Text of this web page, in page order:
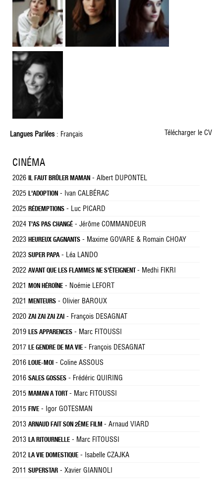
Langues Parlées: Français Télécharger le CV
CINÉMA
2026 IL FAUT BRÛLER MAMAN - Albert DUPONTEL
2025 L'ADOPTION - Ivan CALBÉRAC
2025 RÉDEMPTIONS - Luc PICARD
2024 T'AS PAS CHANGÉ - Jérôme COMMANDEUR
2023 HEUREUX GAGNANTS - Maxime GOVARE & Romain CHOAY
2023 SUPER PAPA- Léa LANDO
2022 AVANT QUE LES FLAMMES NE S'ÉTEIGNENT - Medhi FIKRI
2021 MON HÉROÏNE - Noémie LEFORT
2021 MENTEURS - Olivier BAROUX
2020 ZAI ZAI ZAI ZAI - François DESAGNAT
2019 LES APPARENCES - Marc FITOUSSI
2017 LE GENDRE DE MA VIE - François DESAGNAT
2016 LOUE-MOI - Coline ASSOUS
2016 SALES GOSSES - Frédéric QUIRING
2015 MAMAN A TORT - Marc FITOUSSI
2015 FIVE - Igor GOTESMAN
2013 ARNAUD FAIT SON 2ÈME FILM - Arnaud VIARD
2013 LA RITOURNELLE - Marc FITOUSSI
2012 LA VIE DOMESTIQUE - Isabelle CZAJKA
2011 SUPERSTAR - Xavier GIANNOLI